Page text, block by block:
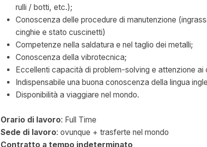
rulli / botti, etc.);
Conoscenza delle procedure di manutenzione
cinghie e stato cuscinetti)
Competenze nella saldatura e nel taglio dei metalli;
Conoscenza della vibrotecnica;
Eccellenti capacità di problem-solving e attenzione ai
Indispensabile una buona conoscenza della lingua
Disponibilità a viaggiare nel mondo.
Orario di lavoro: Full Time
Sede di lavoro: ovunque + trasferte nel mondo
Contratto a tempo indeterminato